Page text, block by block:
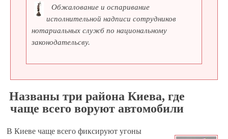
Обжалование и оспаривание
исполнительной надписи сотрудников
нотариальных служб по национальному
законодательсву.
Названы три района Киева, где
чаще всего воруют автомобили
В Киеве чаще всего фиксируют угоны